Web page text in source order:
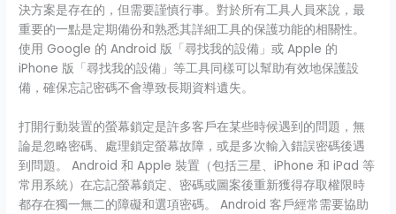
決方案是存在的，但需要謹慎行事。對於所有工具人員來說，最
重要的一點是定期備份和熟悉其詳細工具的保護功能的相關性。
使用 Google 的 Android 版「尋找我的設備」或 Apple 的
iPhone 版「尋找我的設備」等工具同樣可以幫助有效地保護設
備，確保忘記密碼不會導致長期資料遺失。
打開行動裝置的螢幕鎖定是許多客戶在某些時候遇到的問題，無
論是忽略密碼、處理鎖定螢幕故障，或是多次輸入錯誤密碼後遇
到問題。 Android 和 Apple 裝置（包括三星、iPhone 和 iPad 等
常用系統）在忘記螢幕鎖定、密碼或圖案後重新獲得存取權限時
都存在獨一無二的障礙和選項密碼。 Android 客戶經常需要協助